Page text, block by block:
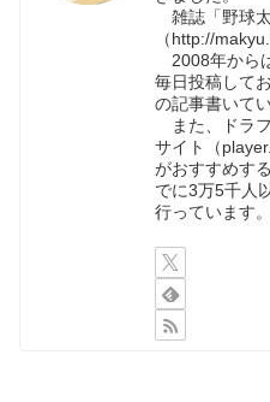
雑誌「野球
（http://
2008年から
毎日投稿して
の記事書いてい
また、ドラ
サイト（
がおすすめす
でに3万5千人
行っています。